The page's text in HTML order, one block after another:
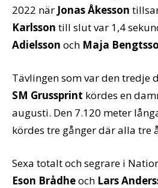
2022 när Jonas Åkesson
Karlsson till slut var 1,4
Adielsson och Maja
Tävlingen som var den tredje
SM Grussprint kördes en
augusti. Den 7.120 meter
kördes tre gånger där alla tre
Sexa totalt och segrare i
Eson Brådheoch Lars